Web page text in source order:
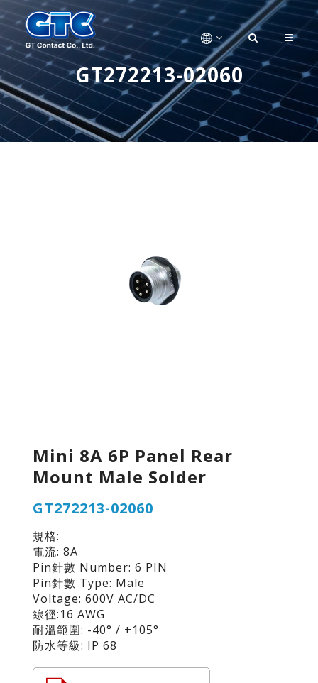
GT272213-02060
Mini 8A 6P Panel Rear
Mount Male Solder
GT272213-02060
規格:
電流: 8A
Pin針數 Number: 6 PIN
Pin針數 Type: Male
Voltage: 600V AC/DC
線徑:16 AWG
耐溫範圍: -40° / +105°
防水等級: IP 68